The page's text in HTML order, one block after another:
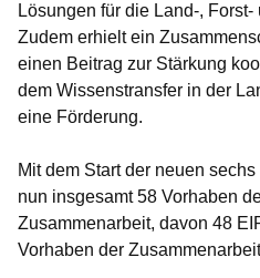
Lösungen für die Land-,
Zudem erhielt ein
einen Beitrag zur Stärkung
dem Wissenstransfer in der
eine Förderung.
Mit dem Start der neuen
nun insgesamt 58 Vorhaben
Zusammenarbeit, davon 48
Vorhaben der